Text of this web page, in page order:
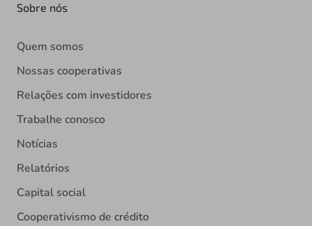
Sobre nós
Quem somos
Nossas cooperativas
Relações com investidores
Trabalhe conosco
Notícias
Relatórios
Capital social
Cooperativismo de crédito